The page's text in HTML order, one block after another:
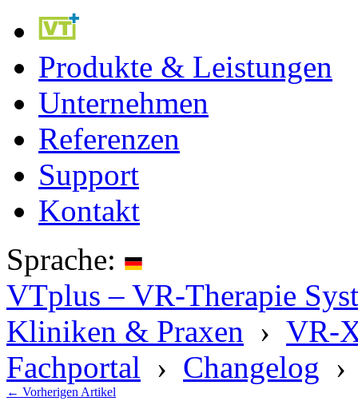
Produkte & Leistungen
Unternehmen
Referenzen
Support
Kontakt
Sprache:
VTplus – VR-Therapie
Kliniken & Praxen › VR-
Fachportal › Changelog
← Vorherigen Artikel